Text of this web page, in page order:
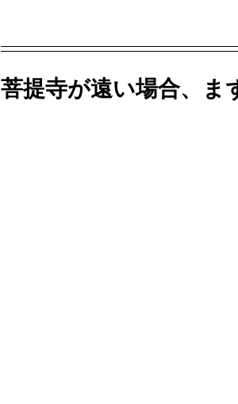
菩提寺が遠い場合、ま